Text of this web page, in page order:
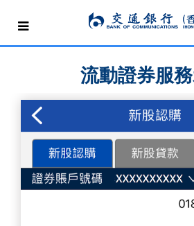
流動證券服